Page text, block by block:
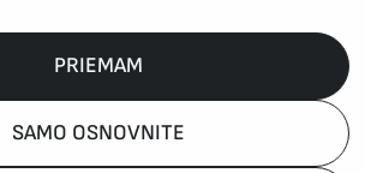
Policy, Rights, etc 2026
SAMO OSNOVNITE
PRIEMAM